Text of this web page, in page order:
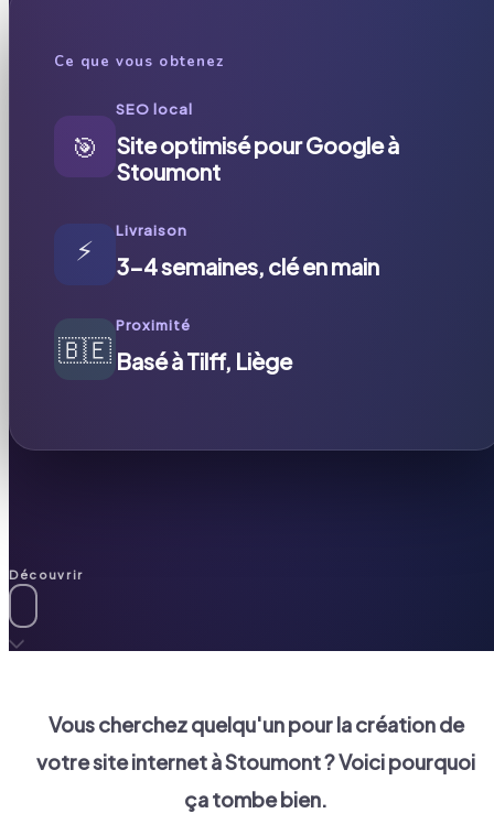
Ce que vous obtenez
🎯
SEO local
Site optimisé pour Google à
Stoumont
⚡
Livraison
3-4 semaines, clé en main
🇧🇪
Proximité
Basé à Tilff, Liège
Découvrir
Vous cherchez quelqu'un pour la création de
votre site internet àStoumont? Voici pourquoi
ça tombe bien.